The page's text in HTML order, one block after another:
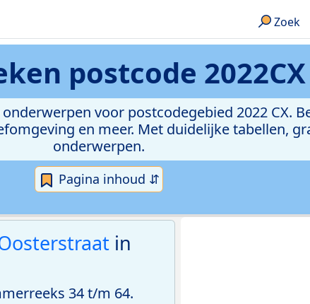
Zoek
postcode 2022CX
voor postcodegebied 2022 CX.
en meer. Met duidelijke tabellen,
onderwerpen.
Pagina inhoud ⇵
in
34 t/m 64.